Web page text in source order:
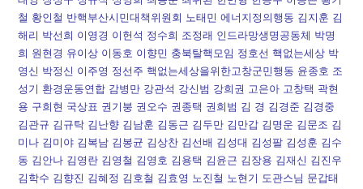
철 황인철 반핵부산시민대책위원회 노태민 에너지정의행동 김지훈 김
해리 박선희 이영경 이헌석 정수희 조정래 인드라망생명공동체 박명
희 원현경 유이상 이동호 이향민 충북탈핵모임 정호선 핵없는세상 박
영신 박정신 이주영 정선주 핵없는세상을위한고창군민행동 윤종호 조
성기 환경운동연합 감병만 강관석 강신범 강희권 고은아 고창택 곽현
용 구희현 국상표 권기붕 권오수 권종택 권희범 김 경 김경준 김경중
김관규 김규탁 김난향 김남훈 김동근 김두만 김만갑 김명운 김문조 김
미나 김미야 김복남 김봉균 김상찬 김선배 김성대 김성팔 김성훈 김수
동 김안나 김영란 김영철 김영호 김용택 김윤근 김장용 김재신 김진우
김학수 김향진 김혜정 김호철 김효영 노진철 노현기 도관스님 문갑태